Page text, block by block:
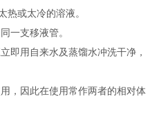
或太冷的溶液。
支移液管。
用自来水及蒸馏水冲洗干净，
因此在使用常作两者的相对体